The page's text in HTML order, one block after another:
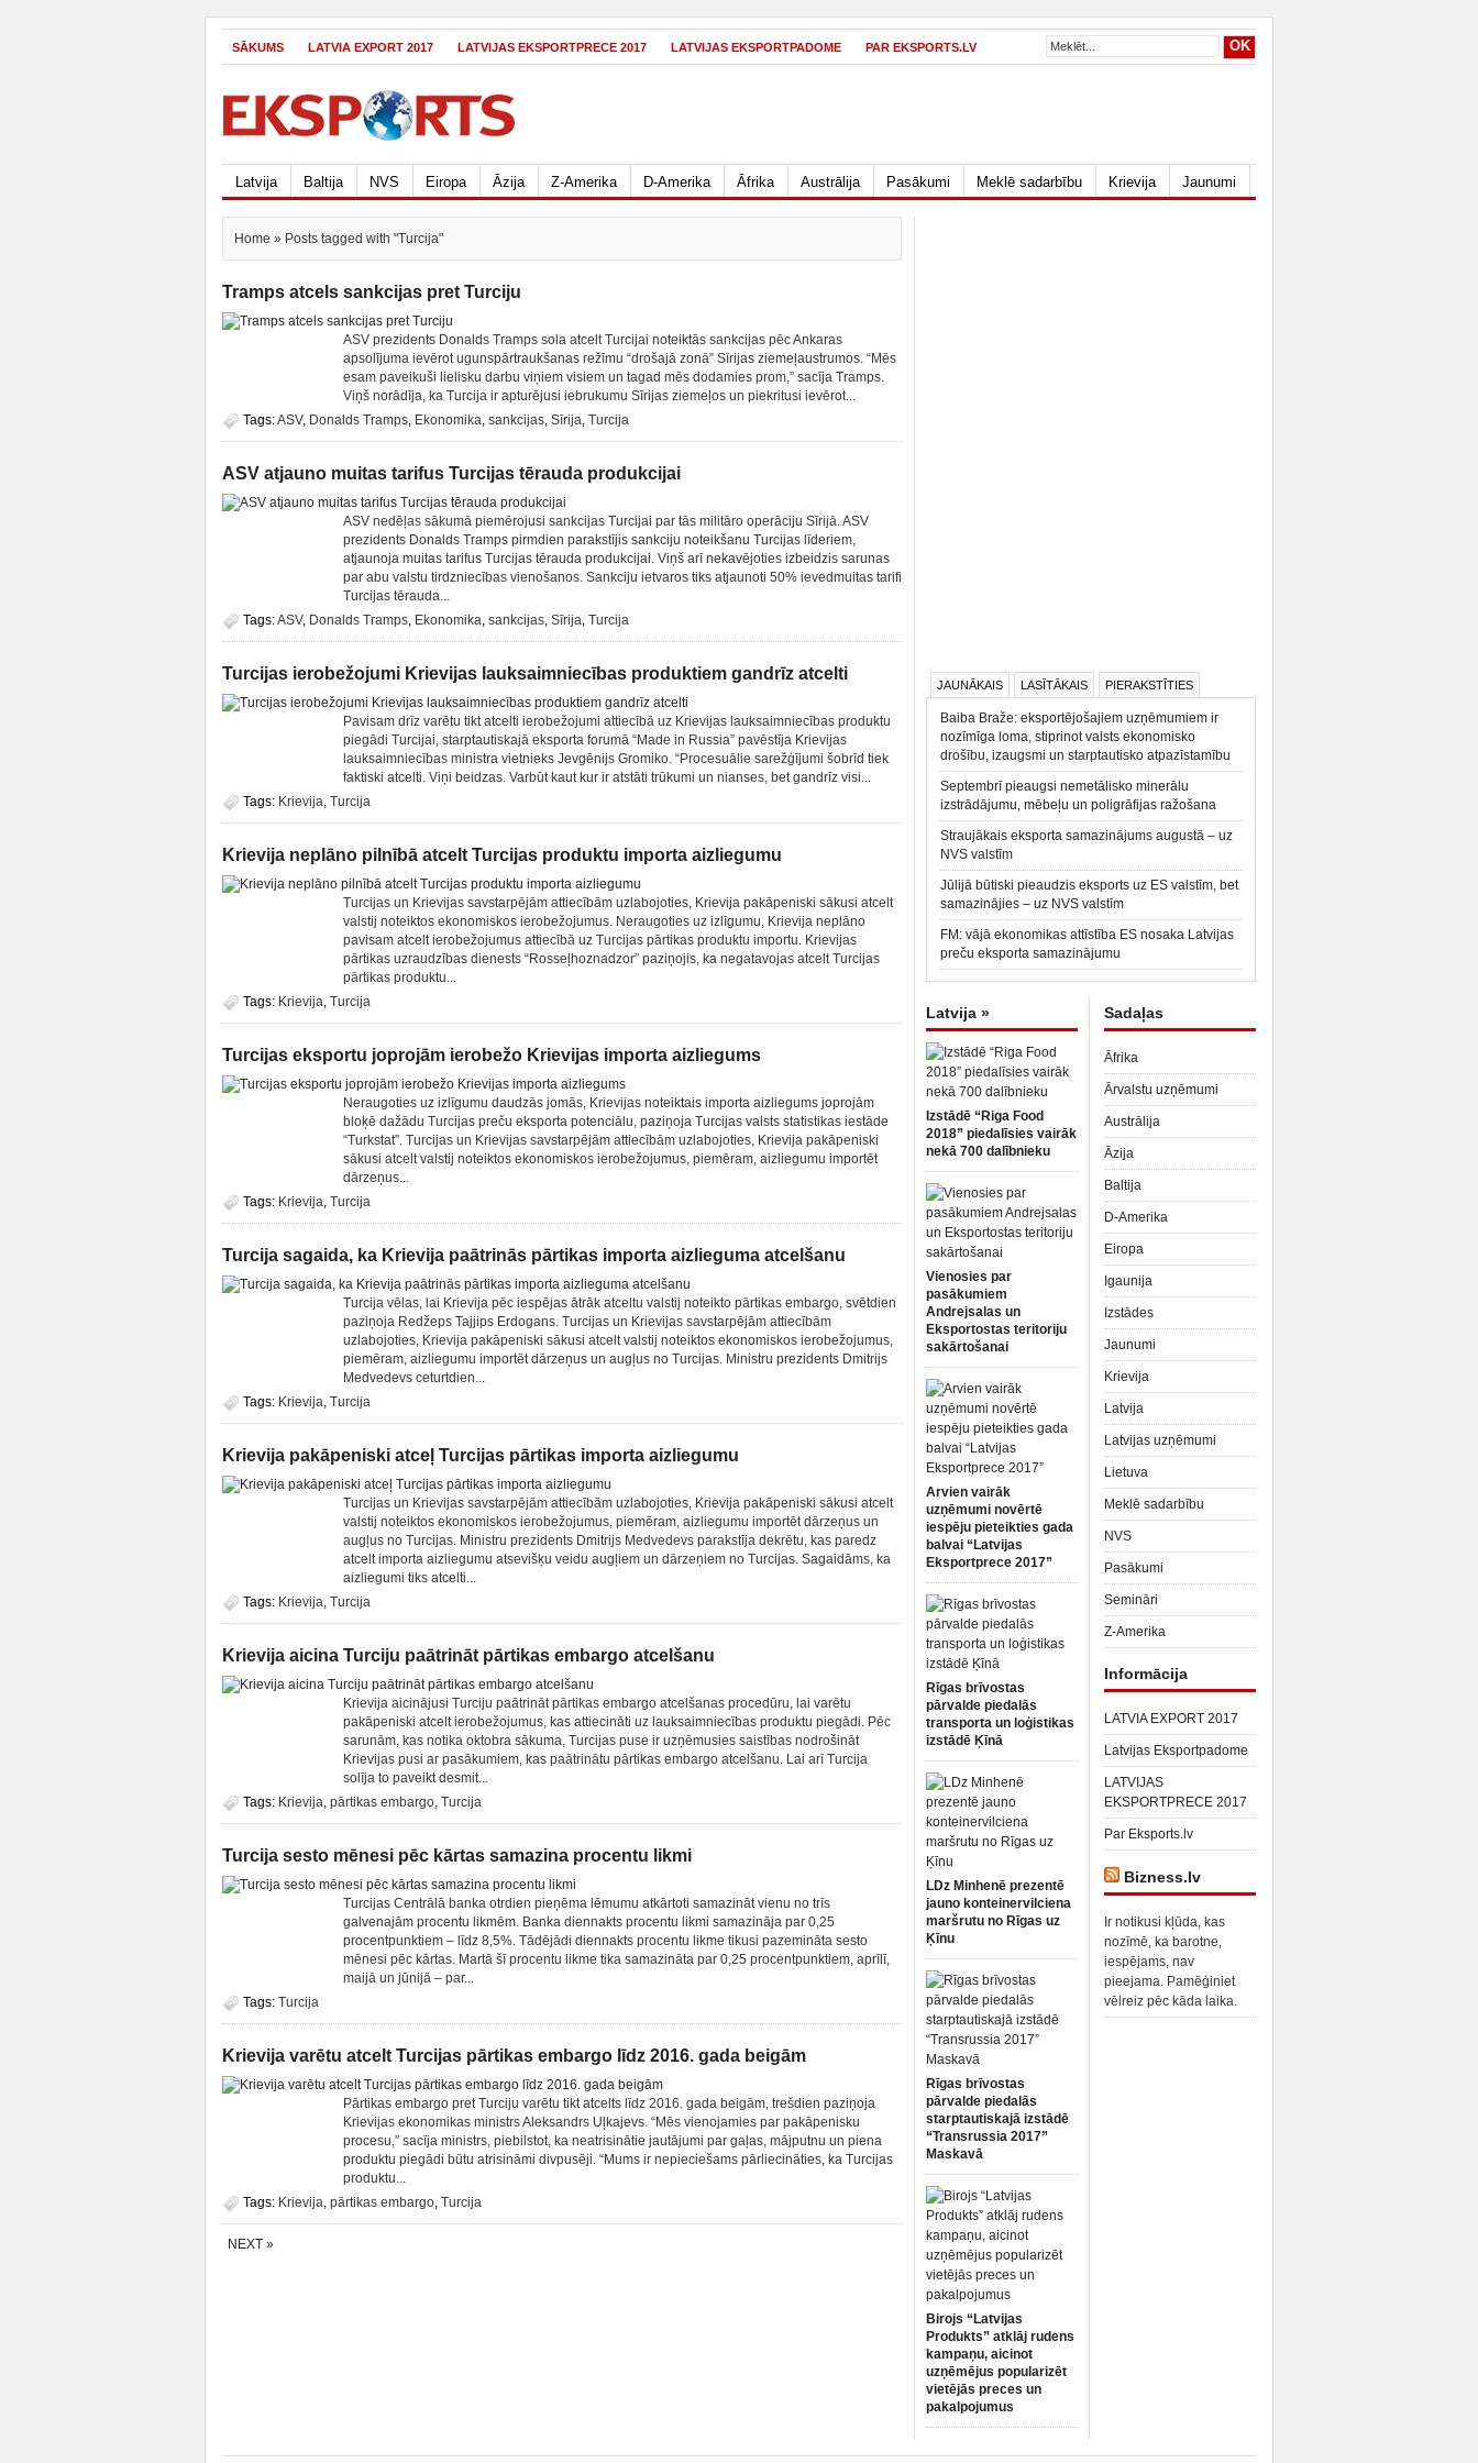
SĀKUMS LATVIA EXPORT 2017 LATVIJAS EKSPORTPRECE 2017 LATVIJAS EKSPORTPADOME PAR EKSPORTS.LV
Latvija Baltija NVS Eiropa Āzija Z-Amerika D-Amerika Āfrika Austrālija Pasākumi Meklē sadarbību Krievija Jaunumi
Home » Posts tagged with "Turcija"
Tramps atcels sankcijas pret Turciju
ASV prezidents Donalds Tramps sola atcelt Turcijai noteiktās sankcijas pēc Ankaras
apsolījuma ievērot ugunspārtraukšanas režīmu “drošajā zonā” Sīrijas ziemeļaustrumos. “Mēs
esam paveikuši lielisku darbu viņiem visiem un tagad mēs dodamies prom,” sacīja Tramps.
Viņš norādīja, ka Turcija ir apturējusi iebrukumu Sīrijas ziemeļos un piekritusi ievērot...
Tags:ASV, Donalds Tramps, Ekonomika, sankcijas, Sīrija, Turcija
ASV atjauno muitas tarifus Turcijas tērauda produkcijai
ASV nedēļas sākumā piemērojusi sankcijas Turcijai par tās militāro operāciju Sīrijā. ASV
prezidents Donalds Tramps pirmdien parakstījis sankciju noteikšanu Turcijas līderiem,
atjaunoja muitas tarifus Turcijas tērauda produkcijai. Viņš arī nekavējoties izbeidzis sarunas
par abu valstu tirdzniecības vienošanos. Sankciju ietvaros tiks atjaunoti 50% ievedmuitas tarifi
Turcijas tērauda...
Tags:ASV, Donalds Tramps, Ekonomika, sankcijas, Sīrija, Turcija
Turcijas ierobežojumi Krievijas lauksaimniecības produktiem gandrīz atcelti
Pavisam drīz varētu tikt atcelti ierobežojumi attiecībā uz Krievijas lauksaimniecības produktu
piegādi Turcijai, starptautiskajā eksporta forumā “Made in Russia” pavēstīja Krievijas
lauksaimniecības ministra vietnieks Jevgēnijs Gromiko. “Procesuālie sarežģījumi šobrīd tiek
faktiski atcelti. Viņi beidzas. Varbūt kaut kur ir atstāti trūkumi un nianses, bet gandrīz visi...
Tags: Krievija, Turcija
Krievija neplāno pilnībā atcelt Turcijas produktu importa aizliegumu
Turcijas un Krievijas savstarpējām attiecībām uzlabojoties, Krievija pakāpeniski sākusi atcelt
valstij noteiktos ekonomiskos ierobežojumus. Neraugoties uz izlīgumu, Krievija neplāno
pavisam atcelt ierobežojumus attiecībā uz Turcijas pārtikas produktu importu. Krievijas
pārtikas uzraudzības dienests “Rosseļhoznadzor” paziņojis, ka negatavojas atcelt Turcijas
pārtikas produktu...
Tags: Krievija, Turcija
Turcijas eksportu joprojām ierobežo Krievijas importa aizliegums
Neraugoties uz izlīgumu daudzās jomās, Krievijas noteiktais importa aizliegums joprojām
bloķē dažādu Turcijas preču eksporta potenciālu, paziņoja Turcijas valsts statistikas iestāde
“Turkstat”. Turcijas un Krievijas savstarpējām attiecībām uzlabojoties, Krievija pakāpeniski
sākusi atcelt valstij noteiktos ekonomiskos ierobežojumus, piemēram, aizliegumu importēt
dārzeņus...
Tags: Krievija, Turcija
Turcija sagaida, ka Krievija paātrinās pārtikas importa aizlieguma atcelšanu
Turcija vēlas, lai Krievija pēc iespējas ātrāk atceltu valstij noteikto pārtikas embargo, svētdien
paziņoja Redžeps Tajjips Erdogans. Turcijas un Krievijas savstarpējām attiecībām
uzlabojoties, Krievija pakāpeniski sākusi atcelt valstij noteiktos ekonomiskos ierobežojumus,
piemēram, aizliegumu importēt dārzeņus un augļus no Turcijas. Ministru prezidents Dmitrijs
Medvedevs ceturtdien...
Tags: Krievija, Turcija
Krievija pakāpeniski atceļ Turcijas pārtikas importa aizliegumu
Turcijas un Krievijas savstarpējām attiecībām uzlabojoties, Krievija pakāpeniski sākusi atcelt
valstij noteiktos ekonomiskos ierobežojumus, piemēram, aizliegumu importēt dārzeņus un
augļus no Turcijas. Ministru prezidents Dmitrijs Medvedevs parakstīja dekrētu, kas paredz
atcelt importa aizliegumu atsevišķu veidu augļiem un dārzeņiem no Turcijas. Sagaidāms, ka
aizliegumi tiks atcelti...
Tags: Krievija, Turcija
Krievija aicina Turciju paātrināt pārtikas embargo atcelšanu
Krievija aicinājusi Turciju paātrināt pārtikas embargo atcelšanas procedūru, lai varētu
pakāpeniski atcelt ierobežojumus, kas attiecināti uz lauksaimniecības produktu piegādi. Pēc
sarunām, kas notika oktobra sākuma, Turcijas puse ir uzņēmusies saistības nodrošināt
Krievijas pusi ar pasākumiem, kas paātrinātu pārtikas embargo atcelšanu. Lai arī Turcija
solīja to paveikt desmit...
Tags: Krievija, pārtikas embargo, Turcija
Turcija sesto mēnesi pēc kārtas samazina procentu likmi
Turcijas Centrālā banka otrdien pieņēma lēmumu atkārtoti samazināt vienu no trīs
galvenajām procentu likmēm. Banka diennakts procentu likmi samazināja par 0,25
procentpunktiem – līdz 8,5%. Tādējādi diennakts procentu likme tikusi pazemināta sesto
mēnesi pēc kārtas. Martā šī procentu likme tika samazināta par 0,25 procentpunktiem, aprīlī,
maijā un jūnijā – par...
Tags: Turcija
Krievija varētu atcelt Turcijas pārtikas embargo līdz 2016. gada beigām
Pārtikas embargo pret Turciju varētu tikt atcelts līdz 2016. gada beigām, trešdien paziņoja
Krievijas ekonomikas ministrs Aleksandrs Uļkajevs. “Mēs vienojamies par pakāpenisku
procesu,” sacīja ministrs, piebilstot, ka neatrisinātie jautājumi par gaļas, mājputnu un piena
produktu piegādi būtu atrisināmi divpusēji. “Mums ir nepieciešams pārliecināties, ka Turcijas
produktu...
Tags: Krievija, pārtikas embargo, Turcija
NEXT »
JAUNĀKAIS LASĪTĀKAIS PIERAKSTĪTIES
Baiba Braže: eksportējošajiem uzņēmumiem ir
nozīmīga loma, stiprinot valsts ekonomisko
drošību, izaugsmi un starptautisko atpazīstamību
Septembrī pieaugsi nemetālisko minerālu
izstrādājumu, mēbeļu un poligrāfijas ražošana
Straujākais eksporta samazinājums augustā – uz
NVS valstīm
Jūlijā būtiski pieaudzis eksports uz ES valstīm, bet
samazinājies – uz NVS valstīm
FM: vājā ekonomikas attīstība ES nosaka Latvijas
preču eksporta samazinājumu
Latvija »
Izstādē “Riga Food
2018” piedalīsies vairāk
nekā 700 dalībnieku
Vienosies par
pasākumiem
Andrejsalas un
Eksportostas teritoriju
sakārtošanai
Arvien vairāk
uzņēmumi novērtē
iespēju pieteikties gada
balvai “Latvijas
Eksportprece 2017”
Rīgas brīvostas
pārvalde piedalās
transporta un loģistikas
izstādē Ķīnā
LDz Minhenē prezentē
jauno konteinervilciena
maršrutu no Rīgas uz
Ķīnu
Rīgas brīvostas
pārvalde piedalās
starptautiskajā izstādē
“Transrussia 2017”
Maskavā
Birojs “Latvijas
Produkts” atklāj rudens
kampaņu, aicinot
uzņēmējus popularizēt
vietējās preces un
pakalpojumus
Sadaļas
Āfrika
Ārvalstu uzņēmumi
Austrālija
Āzija
Baltija
D-Amerika
Eiropa
Igaunija
Izstādes
Jaunumi
Krievija
Latvija
Latvijas uzņēmumi
Lietuva
Meklē sadarbību
NVS
Pasākumi
Semināri
Z-Amerika
Informācija
LATVIA EXPORT 2017
Latvijas Eksportpadome
LATVIJAS
EKSPORTPRECE 2017
Par Eksports.lv
Bizness.lv
Ir notikusi kļūda, kas
nozīmē, ka barotne,
iespējams, nav
pieejama. Pamēģiniet
vēlreiz pēc kāda laika.